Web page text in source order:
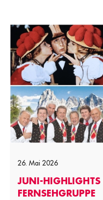
26. Mai 2026
JUNI-HIGHLIGHTS
FERNSEHGRUPPE